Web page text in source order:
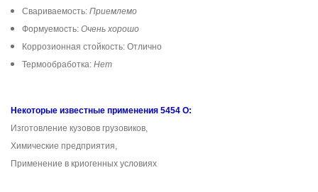
Свариваемость: Приемлемо
Формуемость: Очень хорошо
Коррозионная стойкость: Отлично
Термообработка: Нет
Некоторые известные применения 5454 O:
Изготовление кузовов грузовиков,
Химические предприятия,
Применение в криогенных условиях